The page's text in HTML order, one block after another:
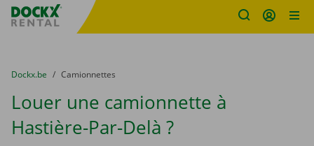
sitename
You are here:
du
Dockx.be to
Camionnettes
Louer une camionnette à
Hastière-Par-Delà ?